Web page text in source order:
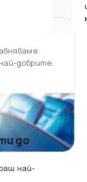
добрите.
до
най-